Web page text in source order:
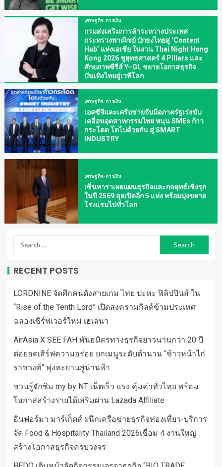
เศรษฐกิจ-การเงิน
กรมส่งเสริมการค้าระหว่างประเทศ
กระทรวงพาณิชย์ ปักธงไทยสู่ ‘Content
Hub’ แห่งเอเชีย ในงาน Thai Night Hong
Kong 2026 ชูยุทธศาสตร์ 4 Pillars และ
ศักยภาพซีรีส์ Y–GL ขยายโอกาสธุรกิจ
บันเทิงไทยสู่เวทีโลก
เศรษฐกิจ-การเงิน
เอสซีจีและเครือข่ายจับมือภาครัฐเร่งขับ
เคลื่อนอุตสาหกรรมไทย หนุน SMEs ก้าว
กระโดด โตไปด้วยกัน สู่ SMART
INDUSTRY
เศรษฐกิจ-การเงิน
เซ็นทาราเผยแผนธุรกิจและกลยุทธ์เชิงรุก
ในปี 2569 ลุยเปิดอีก 5 แห่ง พร้อมมุ่งขยาย
โรงแรมไปทั่วโลก
RECENT POSTS
LORDNINE จัดศึกคนดังสายเกม ไทย ปะทะ ฟิลิปปินส์ ใน
“Rise of the Tenth Lord” เปิดสงครามกิลด์ข้ามประเทศ
ฉลองเซิร์ฟเวอร์ใหม่ เฮเลนา
AirAsia X SEE FAH พันธมิตรทางธุรกิจยาวนานกว่า 20 ปี
ต่อยอดเสิร์ฟความอร่อย ยกเมนูระดับตำนาน “ข้าวหน้าไก่
ราชวงศ์” พุ่งทะยานสู่น่านฟ้า
ชวนรู้จักซิม my by NT เน็ตเร็ว แรง คุ้มค่าทั่วไทย พร้อม
โอกาสสร้างรายได้เสริมผ่าน Lazada Affiliate
อินฟอร์มา มาร์เก็ตส์ ผนึกเครือข่ายธุรกิจท่องเที่ยว-บริการ
จัด Food & Hospitality Thailand 2026เชื่อม 4 งานใหญ่
สร้างโอกาสธุรกิจครบวงจร